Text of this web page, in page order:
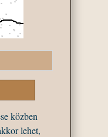
közben
lehet,